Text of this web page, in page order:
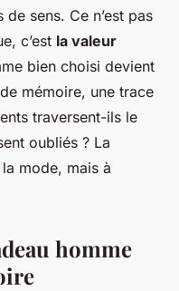
sens. Ce n’est pas
c’est la valeur
bien choisi devient
mémoire, une trace
traversent-ils le
oubliés ? La
mode, mais à
homme